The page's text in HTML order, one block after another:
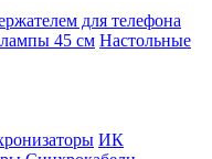
для телефона
45 см Настольные
ИК